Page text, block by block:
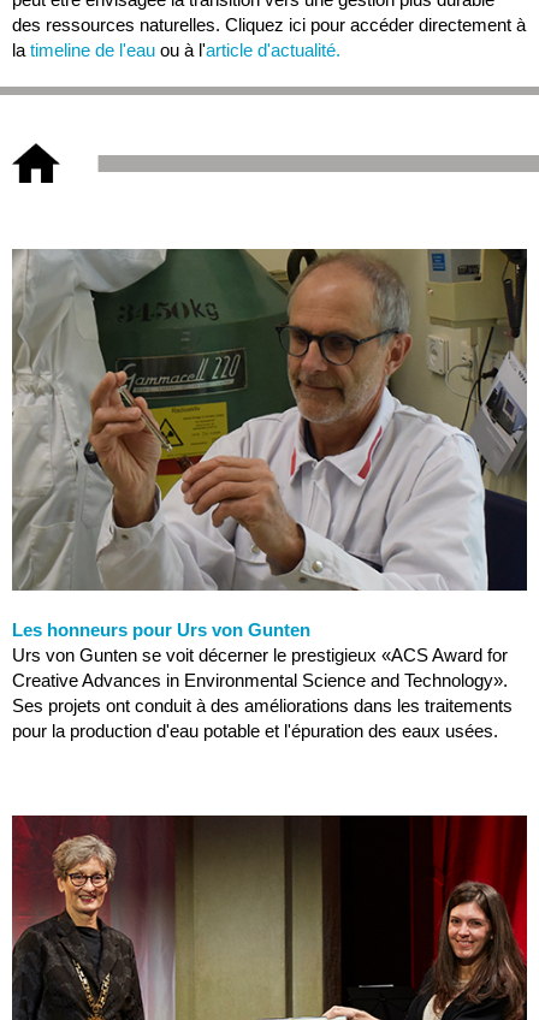
des ressources naturelles. Cliquez ici pour accéder directement à
la timeline de l'eau ou à l'article d'actualité.
Les honneurs pour Urs von Gunten
Urs von Gunten se voit décerner le prestigieux «ACS Award for
Creative Advances in Environmental Science and Technology».
Ses projets ont conduit à des améliorations dans les traitements
pour la production d'eau potable et l'épuration des eaux usées.